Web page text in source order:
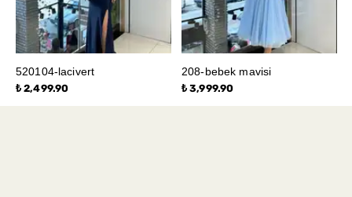
520104-lacivert
₺ 2,499.90
208-bebek mavisi
₺ 3,999.90